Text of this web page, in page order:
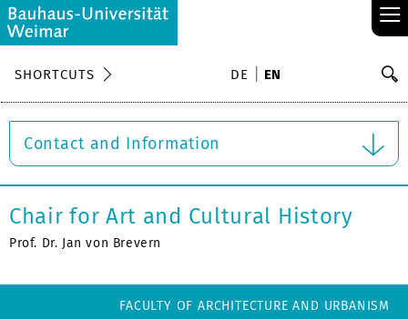
≡
SHORTCUTS DE EN
Contact and Information
Chair for Art and Cultural History
Prof. Dr. Jan von Brevern
FACULTY OF ARCHITECTURE AND URBANISM